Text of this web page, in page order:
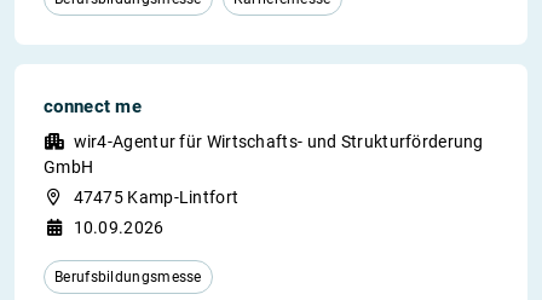
connect me
wir4-Agentur für Wirtschafts- und Strukturförderung
GmbH
47475 Kamp-Lintfort
10.09.2026
Berufsbildungsmesse